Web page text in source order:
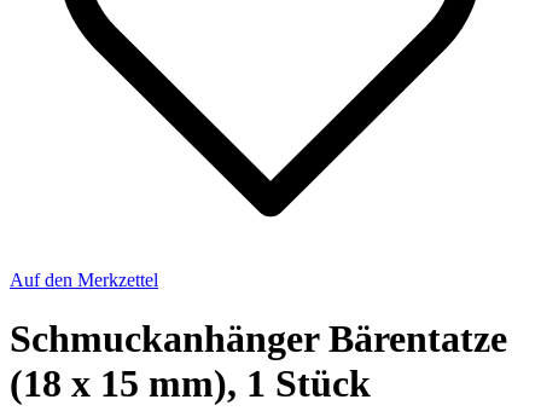
Auf den Merkzettel
Schmuckanhänger Bärentatze
(18 x 15 mm), 1 Stück